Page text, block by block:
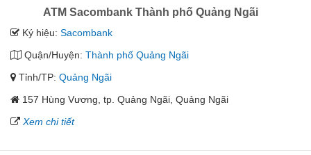
ATM Sacombank Thành phố Quảng Ngãi
Ký hiệu: Sacombank
Quận/Huyện: Thành phố Quảng Ngãi
Tỉnh/TP: Quảng Ngãi
157 Hùng Vương, tp. Quảng Ngãi, Quảng Ngãi
Xem chi tiết